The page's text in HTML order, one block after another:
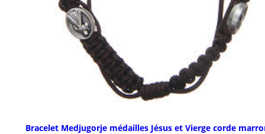
Bracelet Medjugorje médailles Jésus et Vierge corde